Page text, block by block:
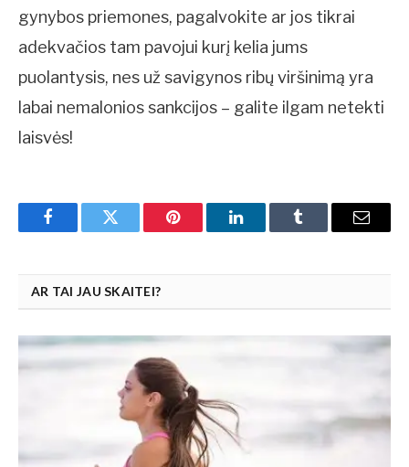
gynybos priemones, pagalvokite ar jos tikrai
adekvačios tam pavojui kurį kelia jums
puolantysis, nes už savigynos ribų viršinimą yra
labai nemalonios sankcijos – galite ilgam netekti
laisvės!
FacebookTwitter Pinterest LinkedInTumblr Email
AR TAI JAU SKAITEI?